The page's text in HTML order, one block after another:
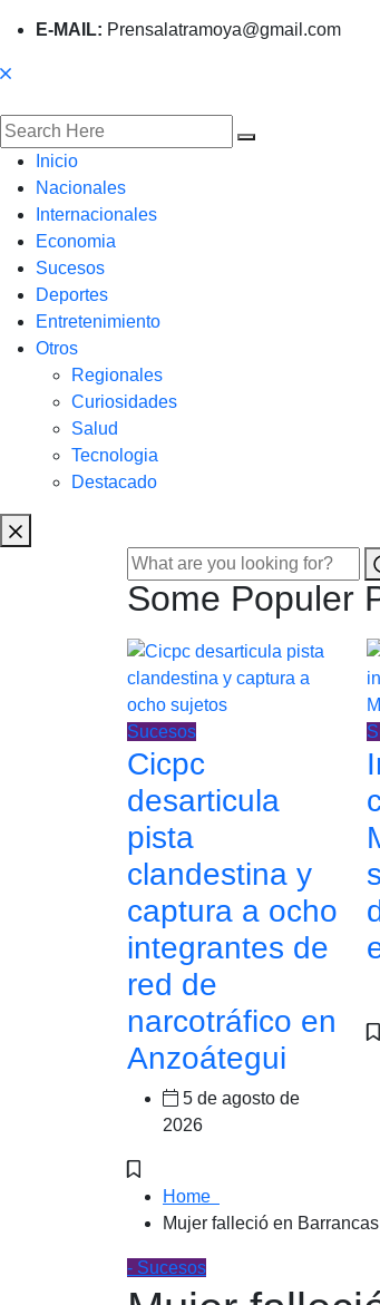
E-MAIL: Prensalatramoya@gmail.com
Inicio
Nacionales
Internacionales
Economia
Sucesos
Deportes
Entretenimiento
Otros
Regionales
Curiosidades
Salud
Tecnologia
Destacado
Some Populer
Sucesos
Cicpc
desarticula
pista
clandestina y
captura a ocho
integrantes de
red de
narcotráfico en
Anzoátegui
5 de agosto de
2026
Home
Mujer falleció en
- Sucesos